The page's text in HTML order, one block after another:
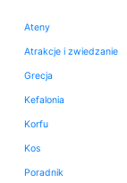
Ateny
Atrakcje i zwiedzanie
Grecja
Kefalonia
Korfu
Kos
Poradnik